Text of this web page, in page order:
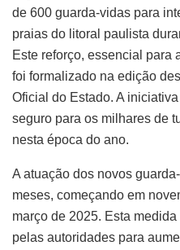
de 600 guarda-vidas para
praias do litoral paulista
Este reforço, essencial para
foi formalizado na edição
Oficial do Estado. A
seguro para os milhares de
nesta época do ano.
A atuação dos novos
meses, começando em
março de 2025. Esta
pelas autoridades para